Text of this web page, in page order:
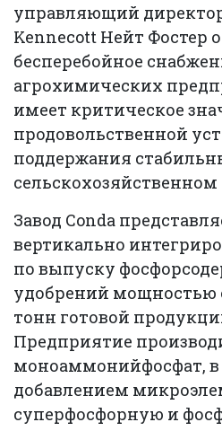
управляющий
Kennecott Нейт Фостер
бесперебойное
агрохимических
имеет критическое
продовольственной
поддержания
Завод Conda
вертикально
по выпуску
удобрений мощностью
тонн готовой
Предприятие
моноаммонийфосфат, в
добавлением
суперфосфорную и